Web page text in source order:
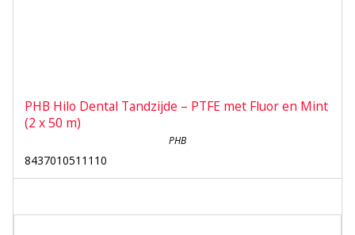
PHB Hilo Dental Tandzijde – PTFE met Fluor en Mint
(2 x 50 m)
PHB
8437010511110